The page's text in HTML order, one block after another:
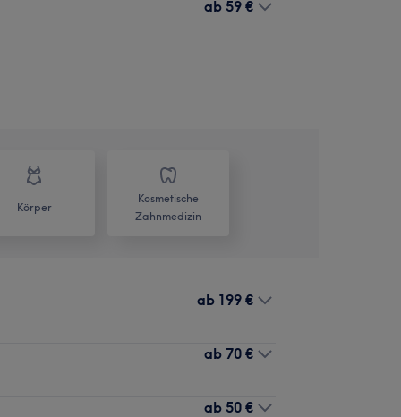
ab 59 €
Körper
Kosmetische
Zahnmedizin
ab 199 €
ab 70 €
ab 50 €